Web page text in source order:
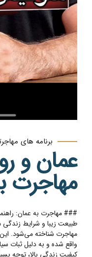
برنامه های
عمان و
مهاجرت
### مهاجرت به عمان:
طبیعت زیبا و شرایط
مهاجرت شناخته می‌شود.
واقع شده و به دلیل ثبات
کیفیت زندگی بالا، توجه